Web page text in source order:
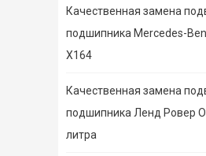
Качественная замена
подшипника Mercedes-
X164
Качественная замена
подшипника Ленд Ровер
литра